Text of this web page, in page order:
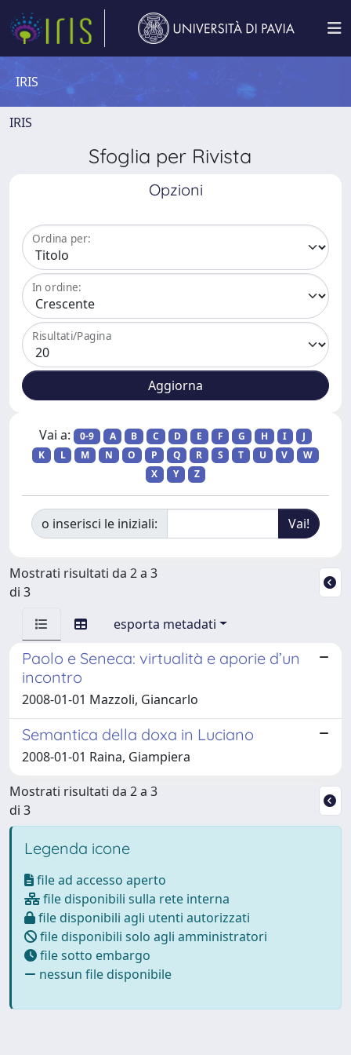
IRIS
IRIS
Sfoglia per Rivista
Opzioni
Ordina per:
In ordine:
Risultati/Pagina
Vai a: 0-9 A B C D E F G H I
J
K
L M N O P Q R S T U V
W
X
Y Z
o inserisci le iniziali:
Mostrati risultati da 2 a 3
di 3
esporta metadati
Paolo e Seneca: virtualità e aporie d’un
incontro
2008-01-01 Mazzoli, Giancarlo
Semantica della doxa in Luciano
2008-01-01 Raina, Giampiera
Mostrati risultati da 2 a 3
di 3
Legenda icone
file ad accesso aperto
file disponibili sulla rete interna
file disponibili agli utenti autorizzati
file disponibili solo agli amministratori
file sotto embargo
nessun file disponibile